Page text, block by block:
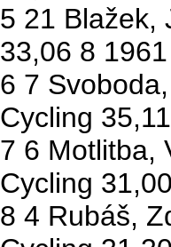
5 21 Blažek,
33,06 8
6 7
Cycling
7 6 Motlitba,
Cycling
8 4 Rubáš,